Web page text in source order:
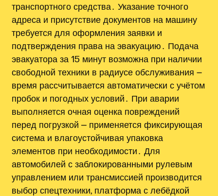
транспортного средства․ Указание точного
адреса и присутствие документов на машину
требуется для оформления заявки и
подтверждения права на эвакуацию․ Подача
эвакуатора за 15 минут возможна при наличии
свободной техники в радиусе обслуживания ౼
время рассчитывается автоматически с учётом
пробок и погодных условий․ При аварии
выполняется очная оценка повреждений
перед погрузкой ⎼ применяется фиксирующая
система и влагоустойчивая упаковка
элементов при необходимости․ Для
автомобилей с заблокированными рулевым
управлением или трансмиссией производится
выбор спецтехники, платформа с лебёдкой